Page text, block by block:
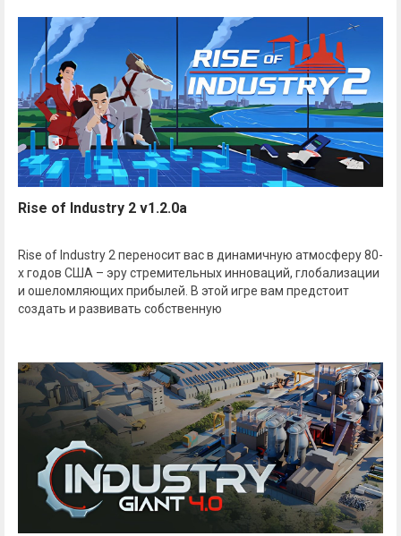
Rise of Industry 2 v1.2.0a
Rise of Industry 2 переносит вас в динамичную атмосферу 80-
х годов США – эру стремительных инноваций, глобализации
и ошеломляющих прибылей. В этой игре вам предстоит
создать и развивать собственную